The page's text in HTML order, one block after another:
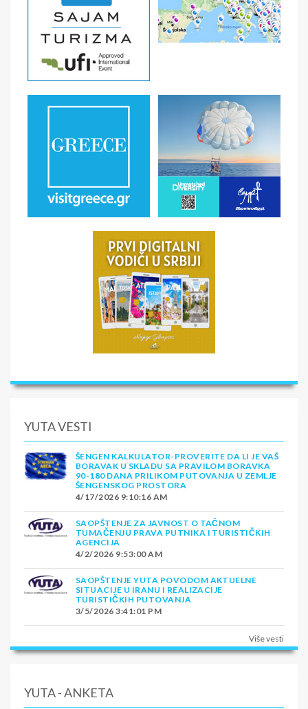
YUTA VESTI
ŠENGEN KALKULATOR-PROVERITE DA LI JE VAŠ
BORAVAK U SKLADU SA PRAVILOM BORAVKA
90-180 DANA PRILIKOM PUTOVANJA U ZEMLJE
ŠENGENSKOG PROSTORA
4/17/2026 9:10:16 AM
SAOPŠTENJE ZA JAVNOST O TAČNOM
TUMAČENJU PRAVA PUTNIKA I TURISTIČKIH
AGENCIJA
4/2/2026 9:53:00 AM
SAOPŠTENJE YUTA POVODOM AKTUELNE
SITUACIJE U IRANU I REALIZACIJE
TURISTIČKIH PUTOVANJA
3/5/2026 3:41:01 PM
Više vesti
YUTA - ANKETA